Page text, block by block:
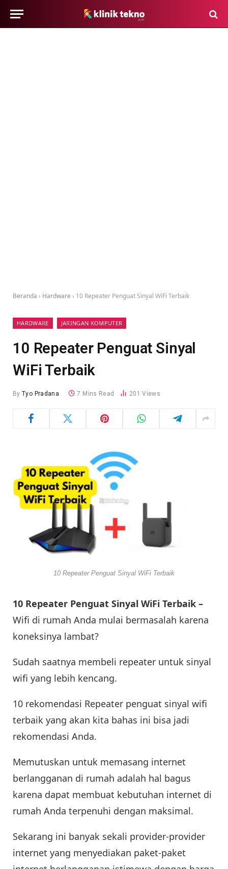
Beranda › Hardware › 10 Repeater Penguat Sinyal WiFi Terbaik
HARDWARE JARINGAN KOMPUTER
10 Repeater Penguat Sinyal
WiFi Terbaik
By Tyo Pradana 7 Mins Read 201Views
10 Repeater Penguat Sinyal WiFi Terbaik
10 Repeater Penguat Sinyal WiFi Terbaik –
Wifi di rumah Anda mulai bermasalah karena
koneksinya lambat?
Sudah saatnya membeli repeater untuk sinyal
wifi yang lebih kencang.
10 rekomendasi Repeater penguat sinyal wifi
terbaik yang akan kita bahas ini bisa jadi
rekomendasi Anda.
Memutuskan untuk memasang internet
berlangganan di rumah adalah hal bagus
karena dapat membuat kebutuhan internet di
rumah Anda terpenuhi dengan maksimal.
Sekarang ini banyak sekali provider-provider
internet yang menyediakan paket-paket